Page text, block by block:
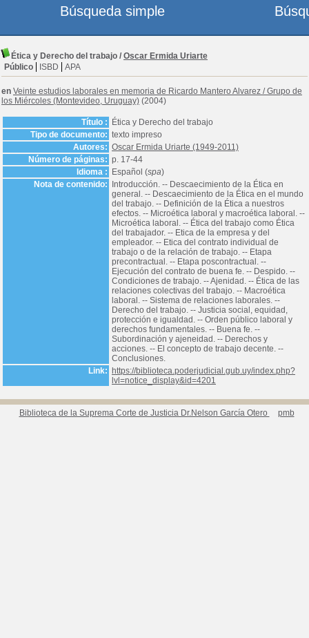
Ética y Derecho del trabajo / Oscar Ermida Uriarte
Público
ISBD APA
en Veinte estudios laborales en memoria de Ricardo Mantero Alvarez /Grupo de
los Miércoles (Montevideo, Uruguay) (2004)
Título :
Ética y Derecho del trabajo
Tipo de documento: texto impreso
Autores: Oscar Ermida Uriarte (1949-2011)
Número de páginas: p. 17-44
Idioma :
Español (spa)
Nota de contenido:
Introducción. -- Descaecimiento de la Ética en
general. -- Descaecimiento de la Ética en el mundo
del trabajo. -- Definición de la Ética a nuestros
efectos. -- Microética laboral y macroética laboral. --
Microética laboral. -- Ética del trabajo como Ética
del trabajador. -- Etica de la empresa y del
empleador. -- Etica del contrato individual de
trabajo o de la relación de trabajo. -- Etapa
precontractual. -- Etapa poscontractual. --
Ejecución del contrato de buena fe. -- Despido. --
Condiciones de trabajo. -- Ajenidad. -- Ética de las
relaciones colectivas del trabajo. -- Macroética
laboral. -- Sistema de relaciones laborales. --
Derecho del trabajo. -- Justicia social, equidad,
protección e igualdad. -- Orden público laboral y
derechos fundamentales. -- Buena fe. --
Subordinación y ajeneidad. -- Derechos y
acciones. -- El concepto de trabajo decente. --
Conclusiones.
Link:
https://biblioteca.poderjudicial.gub.uy/index.php?
lvl=notice_display&id=4201
Biblioteca de la Suprema Corte de Justicia Dr.Nelson García Otero pmb
Búsqueda simple